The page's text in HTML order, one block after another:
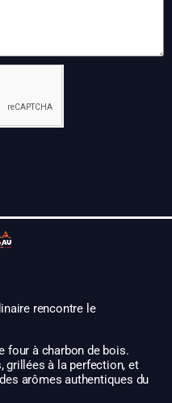
rencontre le
four à charbon de bois.
grillées à la perfection, et
arômes authentiques du